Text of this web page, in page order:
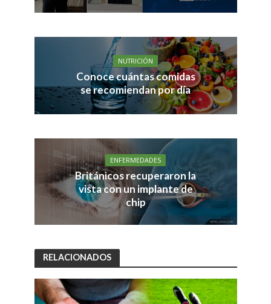
NUTRICIÓN
Conoce cuántas comidas
se recomiendan por día
ENFERMEDADES
Británicos recuperaron la
vista con un implante de
chip
RELACIONADOS